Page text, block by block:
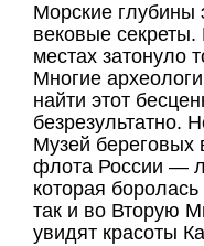
Морские глубины
вековые секреты.
местах затонуло
Многие
найти этот
безрезультатно.
Музей береговых
флота России —
которая
так и во Вторую
увидят красоты